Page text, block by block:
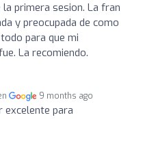
primera sesion. La fran
y preocupada de como
para que mi
La recomiendo.
9 months ago
excelente para